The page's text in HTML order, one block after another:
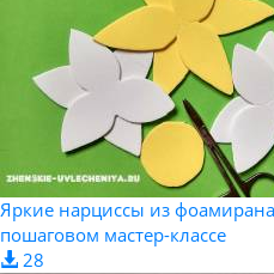
Яркие нарциссы из
пошаговом мастер-классе
28